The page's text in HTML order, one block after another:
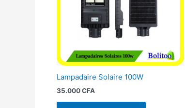
Lampadaire Solaire 100W
35.000CFA